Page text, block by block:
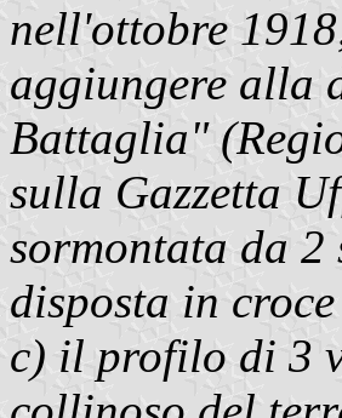
nell'ottobre
aggiungere alla
Battaglia"
sulla Gazzetta
sormontata da
disposta in
c) il profilo di 3